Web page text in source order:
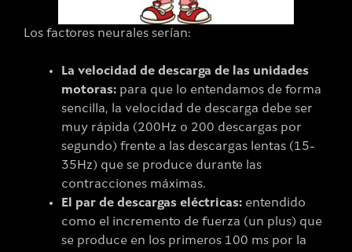
Los factores neurales serían:
La velocidad de descarga de las unidades
motoras: para que lo entendamos de forma
sencilla, la velocidad de descarga debe ser
muy rápida (200Hz o 200 descargas por
segundo) frente a las descargas lentas (15-
35Hz) que se produce durante las
contracciones máximas.
El par de descargas eléctricas: entendido
como el incremento de fuerza (un plus) que
se produce en los primeros 100 ms por la